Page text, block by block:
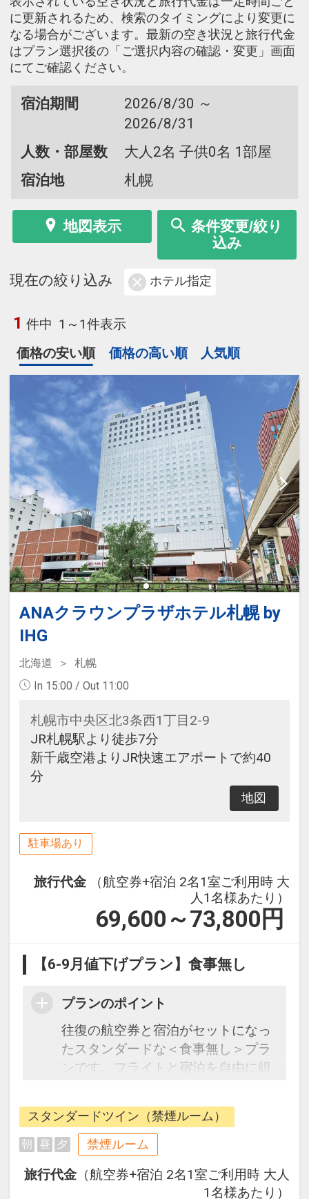
に更新されるため、検索のタイミングにより変更に
なる場合がございます。最新の空き状況と旅行代金
はプラン選択後の「ご選択内容の確認・変更」画面
にてご確認ください。
宿泊期間
2026/8/30 ～
2026/8/31
人数・部屋数
大人2名 子供0名 1部屋
宿泊地
札幌
地図表示
条件変更/絞り
込み
現在の絞り込み ホテル指定
1 件中 1～1件表示
価格の安い順
価格の高い順 人気順
ANAクラウンプラザホテル札幌 by
IHG
北海道
札幌
In 15:00 / Out 11:00
札幌市中央区北3条西1丁目2-9
JR札幌駅より徒歩7分
新千歳空港よりJR快速エアポートで約40
分
地図
駐車場あり
旅行代金
（航空券+宿泊 2名1室ご利用時 大
人1名様あたり）
69,600～73,800 円
【6-9月値下げプラン】食事無し
プランのポイント
往復の航空券と宿泊がセットになっ
たスタンダードな＜食事無し＞プラ
ンです。フライトと宿泊を自由に組
ージだから、一都市滞在はもちろん
周遊旅行にも最適！
旅行期間中の1泊だけの宿泊や延
泊・飛び泊なども自由自在です。
フライトは、安心のJAL（または
スタンダードツイン（禁煙ルーム）
朝 昼 夕 禁煙ルーム
旅行代金 （航空券+宿泊 2名1室ご利用時 大人
1名様あたり）